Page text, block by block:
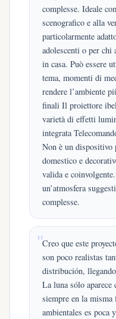
complesse. Ideale
scenografico e alla
particolarmente
adolescenti o per chi
in casa. Può essere
tema, momenti di
rendere l’ambiente
finali Il proiettore
varietà di effetti
integrata
Non è un dispositivo
domestico e
valida e
un’atmosfera
complesse.
Creo que este
son poco realistas
distribución,
La luna sólo aparece
siempre en la misma
ambientales es poca